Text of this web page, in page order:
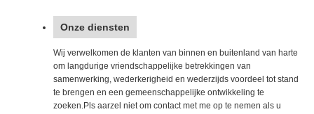
Onze diensten
Wij verwelkomen de klanten van binnen en buitenland van harte
om langdurige vriendschappelijke betrekkingen van
samenwerking, wederkerigheid en wederzijds voordeel tot stand
te brengen en een gemeenschappelijke ontwikkeling te
zoeken.Pls aarzel niet om contact met me op te nemen als u